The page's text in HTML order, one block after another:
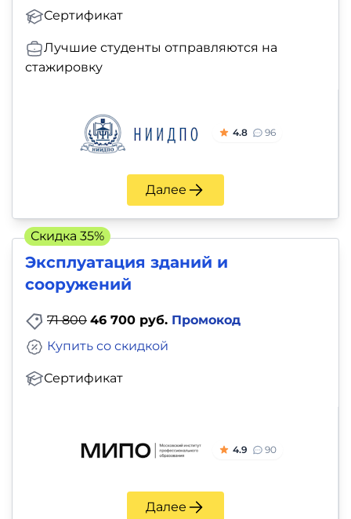
Сертификат
Лучшие студенты отправляются на
стажировку
4.8 96
Далее
Эксплуатация зданий и
сооружений
71 800 46 700 руб. Промокод
Сертификат
Купить со скидкой
4.9 90
Далее
Скидка 35%
профориентацию